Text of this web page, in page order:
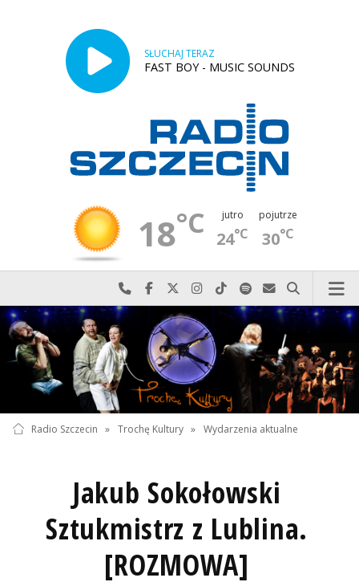
SŁUCHAJ TERAZ
FAST BOY - MUSIC SOUNDS
18°C jutro
24°C
pojutrze
30°C
Najlepiej po prostu do nas zadzwoń
Odwiedź nas na Facebook-u
Odwiedź nas na X
Odwiedź nas na Instagram-ie
Odwiedź nas na TikTok-u
Szukaj nas na Spotify
Wyślij do nas
Szukaj
Radio Szczecin » Trochę Kultury » Wydarzenia aktualne
Jakub Sokołowski
Sztukmistrz z Lublina.
[ROZMOWA]